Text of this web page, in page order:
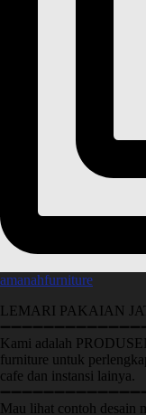
amanahfurniture
LEMARI PAKAIAN
Kami adalah
furniture untuk
cafe dan instansi lainya.
Mau lihat contoh desain